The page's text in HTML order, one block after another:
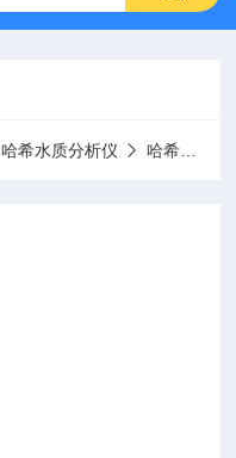
哈希水质分析仪 哈希溶氧仪